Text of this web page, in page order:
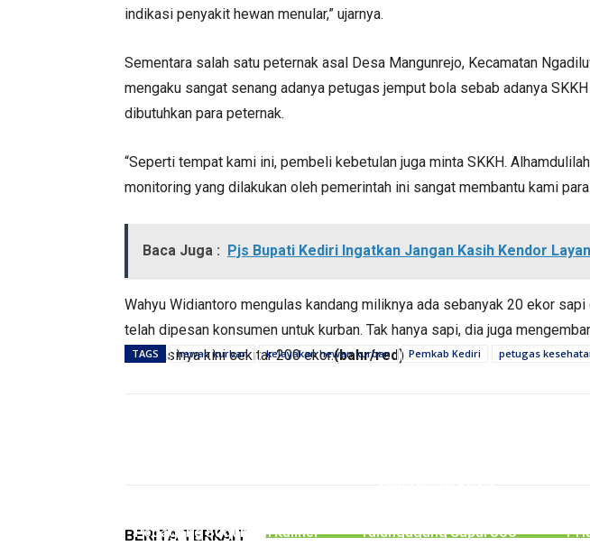
indikasi penyakit hewan menular,” ujarnya.
Sementara salah satu peternak asal Desa Mangunrejo, Kecamatan
mengaku sangat senang adanya petugas jemput bola sebab adanya
dibutuhkan para peternak.
“Seperti tempat kami ini, pembeli kebetulan juga minta SKKH.
monitoring yang dilakukan oleh pemerintah ini sangat membantu kami para
Baca Juga : Pjs Bupati Kediri Ingatkan Jangan Kasih Kendor
Wahyu Widiantoro mengulas kandang miliknya ada sebanyak 20 ekor sapi
telah dipesan konsumen untuk kurban. Tak hanya sapi, dia juga
populasinya kini sekitar 200 ekor.(bahr/red)
TAGS hewan kurban kelayakan hewan kurban Pemkab Kediri petugas
BERITA TERKAIT
Pedagang Suguhkan Kuliner
Tulungagung Capai 300